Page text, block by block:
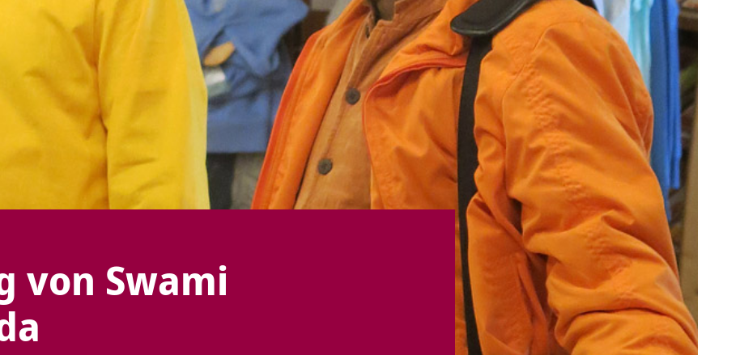
von Swami